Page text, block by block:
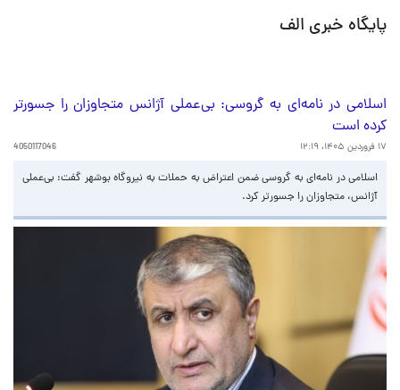
پایگاه خبری الف
اسلامی در نامه‌ای به گروسی: بی‌عملی آژانس متجاوزان را جسورتر
کرده است
۱۷ فروردین ۱۴۰۵، ۱۲:۱۹ 4050117046
اسلامی در نامه‌ای به گروسی ضمن اعتراض به حملات به نیروگاه بوشهر گفت: بی‌عملی
آژانس، متجاوزان را جسورتر کرد.